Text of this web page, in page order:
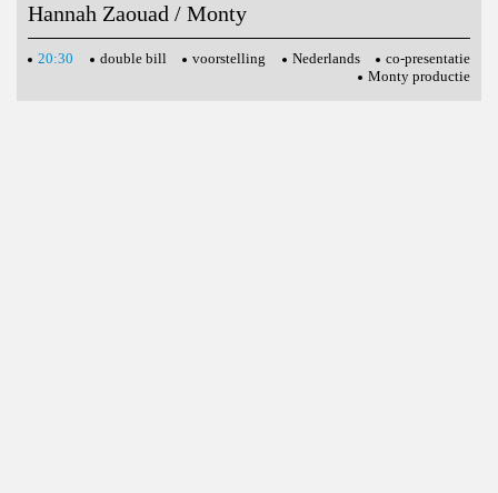
Hannah Zaouad / Monty
20:30 double bill voorstelling Nederlands
co-presentatie
Monty productie